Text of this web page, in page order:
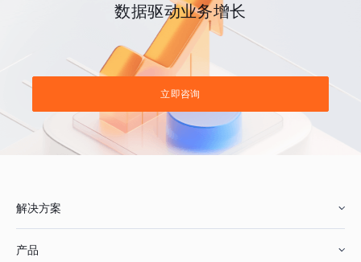
数据驱动业务增长
立即咨询
解决方案
产品